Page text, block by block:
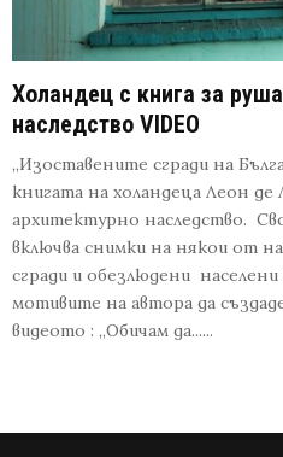
Холандец с книга за
наследство VIDEO
„Изоставените сгради на
книгата на холандеца Леон
архитектурно наследство.
включва снимки на някои от
сгради и обезлюдени населени
мотивите на автора да
видеото : „Обичам да......